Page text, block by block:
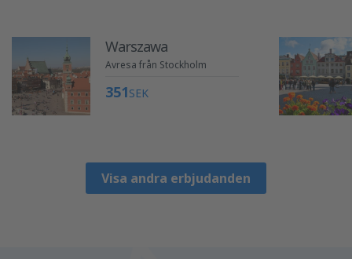
Warszawa
Avresa från Stockholm
351SEK
Visa andra erbjudanden